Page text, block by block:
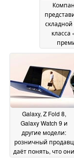
класса
емкости
Fold7 от «
также
его
запуск
Galaxy, Z Fold 8,
Galaxy Watch 9 и
другие модели:
розничный продавц
даёт понять, что они